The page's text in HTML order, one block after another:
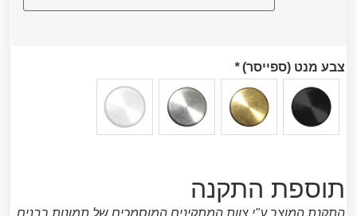
צבע מנט (ספייסר)*
תוספת התקנה
התקנת המוצר ע"י צוות המתקינים המוסמכים של תמונות רבנים